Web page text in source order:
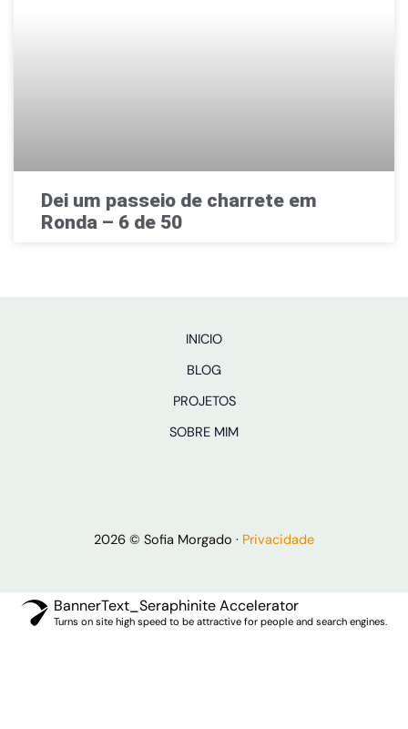
Dei um passeio de charrete em
Ronda – 6 de 50
INICIO
BLOG
PROJETOS
SOBRE MIM
2026 © Sofia Morgado · Privacidade
BannerText_Seraphinite Accelerator
Turns on site high speed to be attractive for people and search engines.